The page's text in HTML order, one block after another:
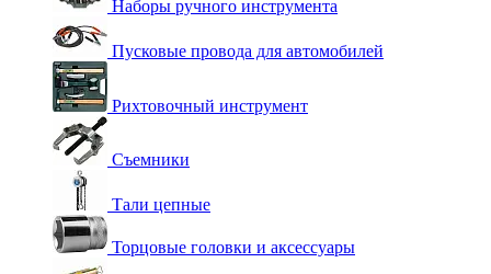
Наборы ручного инструмента
Пусковые провода для автомобилей
Рихтовочный инструмент
Съемники
Тали цепные
Торцовые головки и аксессуары